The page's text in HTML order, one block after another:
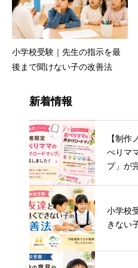
小学校受験｜先生の指示を最
後まで聞けない子の改善法
新着情報
【制作
ぺりマ
プ」が
小学校
きない